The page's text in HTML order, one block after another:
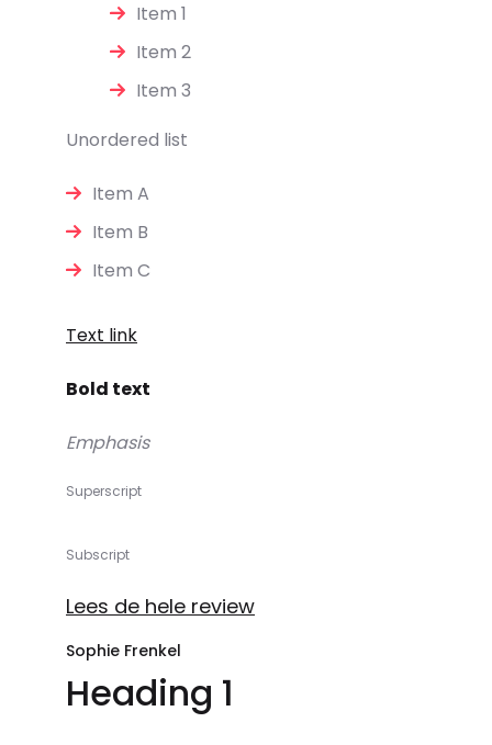
Item 1
Item 2
Item 3
Unordered list
Item A
Item B
Item C
Text link
Bold text
Emphasis
Superscript
Subscript
Lees de hele review
Sophie Frenkel
Heading 1